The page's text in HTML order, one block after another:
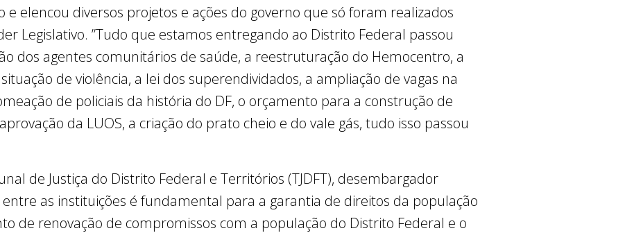
e elencou diversos projetos e ações do governo que só foram realizados
Legislativo. ”Tudo que estamos entregando ao Distrito Federal passou
dos agentes comunitários de saúde, a reestruturação do Hemocentro, a
de violência, a lei dos superendividados, a ampliação de vagas na
de policiais da história do DF, o orçamento para a construção de
da LUOS, a criação do prato cheio e do vale gás, tudo isso passou
de Justiça do Distrito Federal e Territórios (TJDFT), desembargador
as instituições é fundamental para a garantia de direitos da população
de renovação de compromissos com a população do Distrito Federal e o